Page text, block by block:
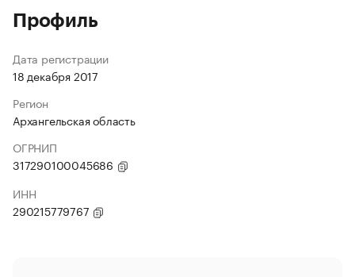
Профиль
Дата регистрации
18 декабря 2017
Регион
Архангельская область
ОГРНИП
317290100045686
ИНН
290215779767